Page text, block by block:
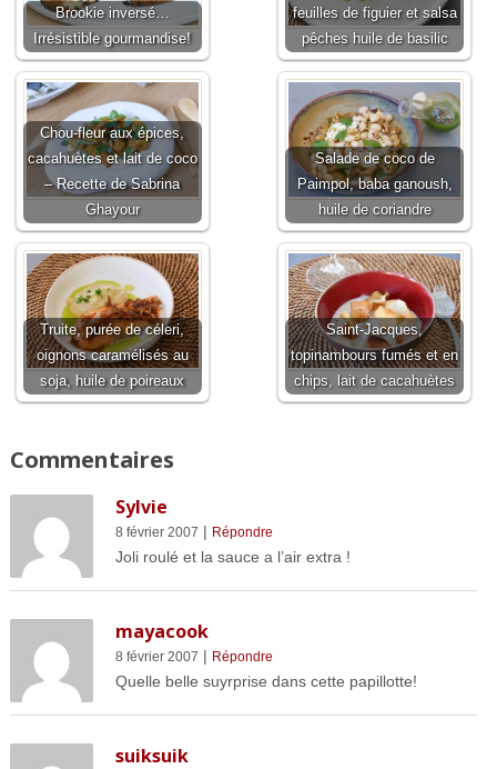
Brookie inversé…
Irrésistible gourmandise!
feuilles de figuier et salsa
pêches huile de basilic
Chou-fleur aux épices,
cacahuètes et lait de coco
– Recette de Sabrina
Ghayour
Salade de coco de
Paimpol, baba ganoush,
huile de coriandre
Truite, purée de céleri,
oignons caramélisés au
soja, huile de poireaux
Saint-Jacques,
topinambours fumés et en
chips, lait de cacahuètes
Commentaires
Sylvie
8 février 2007 | Répondre
Joli roulé et la sauce a l’air extra !
mayacook
8 février 2007 | Répondre
Quelle belle suyrprise dans cette papillotte!
suiksuik